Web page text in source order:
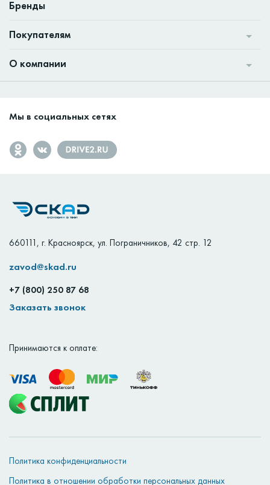
660111 , г. Красноярск, ул. Пограничников, 42 стр. 12
zavod@skad.ru
+7 (800) 250 87 68
Заказать звонок
Бренды
Покупателям
О компании
Мы в социальных сетях
Принимаются к оплате:
Политика конфиденциальности
Политика в отношении обработки персональных данных